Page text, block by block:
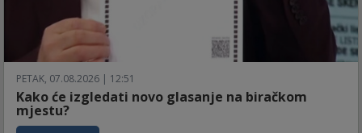
PETAK, 07.08.2026 | 12:51
Kako će izgledati novo glasanje na biračkom
mjestu?